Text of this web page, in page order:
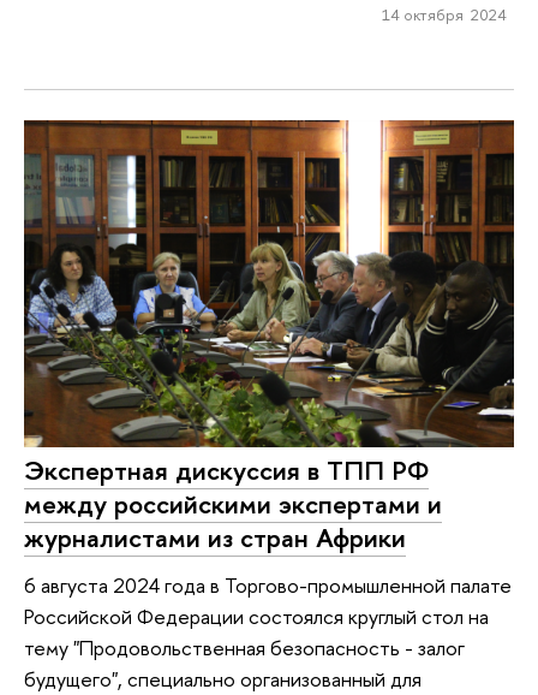
14 октября 2024
Экспертная дискуссия в ТПП РФ
между российскими экспертами и
журналистами из стран Африки
6 августа 2024 года в Торгово-промышленной палате
Российской Федерации состоялся круглый стол на
тему "Продовольственная безопасность - залог
будущего", специально организованный для